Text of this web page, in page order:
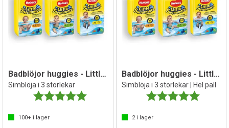
Badblöjor huggies - Little Swimmers
Simblöja i 3 storlekar
Betyg:
5.0 utav 5 stjärnor
100+ i lager
Badblöjor huggies - Little Swimmers
Simblöja i 3 storlekar | Hel pall
Betyg:
2i lager